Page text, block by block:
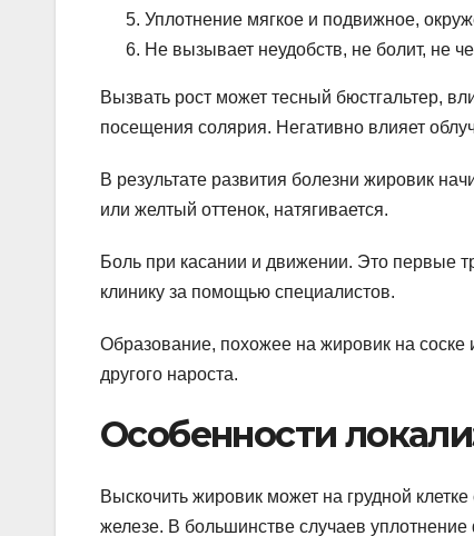
Уплотнение мягкое и подвижное,
Не вызывает неудобств, не болит, не
Вызвать рост может тесный бюстгальтер,
посещения солярия. Негативно влияет
В результате развития болезни жировик
или желтый оттенок, натягивается.
Боль при касании и движении. Это первые
клинику за помощью специалистов.
Образование, похожее на жировик на
другого нароста.
Особенности
Выскочить жировик может на грудной
железе. В большинстве случаев